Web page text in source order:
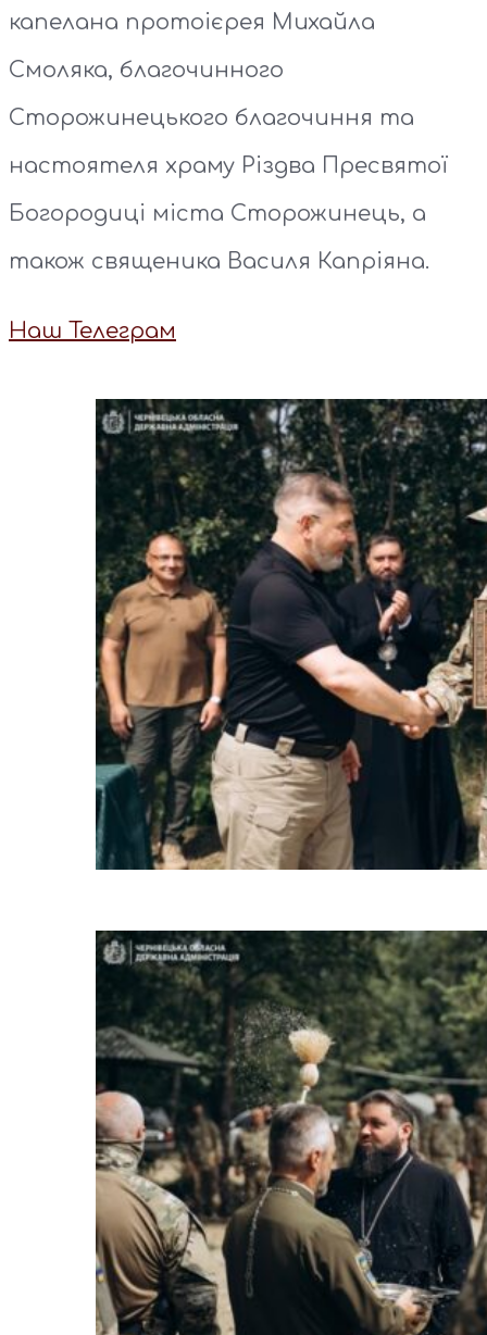
капелана протоієрея Михайла
Смоляка, благочинного
Сторожинецького благочиння та
настоятеля храму Різдва Пресвятої
Богородиці міста Сторожинець, а
також священика Василя Капріяна.
Наш Телеграм